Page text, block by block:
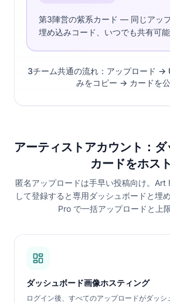
第3陣営の紫系カード — 同じアッ
埋め込みコード、いつでも共有可能
3チーム共通の流れ：アップロード →
みをコピー → カードを公
アーティストアカウント：
カードをホスト
匿名アップロードは手早い投稿向け。Art
して登録すると専用ダッシュボードと埋
Pro で一括アップロードと上
ダッシュボード画像ホスティング
ログイン後、すべてのアップロードがダッ